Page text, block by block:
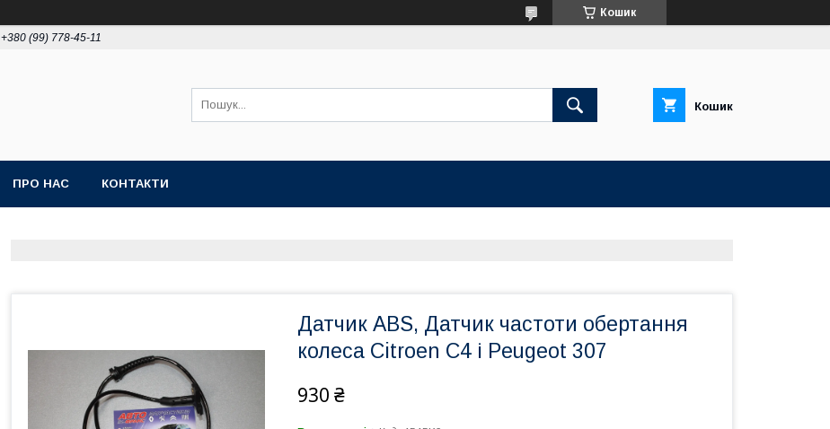
Кошик
+380 (99) 778-45-11
Кошик
ПРО НАС КОНТАКТИ
Датчик ABS, Датчик частоти обертання
колеса Citroen C4 і Peugeot 307
930 ₴